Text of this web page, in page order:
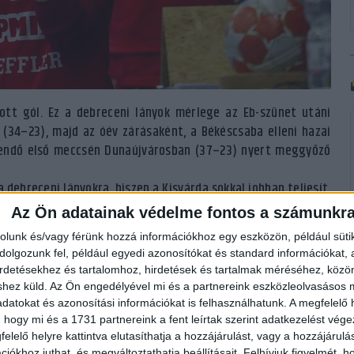
Az Ön adatainak védelme fontos a
és/vagy férünk hozzá információkhoz egy eszközön, például
fel, például egyedi azonosítókat és standard információkat,
és tartalomhoz, hirdetések és tartalmak méréséhez,
küld. Az Ön engedélyével mi és a partnereink eszközleolvasásos
és azonosítási információkat is felhasználhatunk. A megfelelő
hogy mi és a 1731 partnereink a fent leírtak szerint adatkezelést
helyre kattintva elutasíthatja a hozzájárulást, vagy a
gól. Ez a debreceni lányok mérlege az Eb-szünet utáni
majd az óév zárásaként, a Békéscsaba elleni hazai
első meccsén Dunaújvárosban (37–23) nyert meggyőző
lányokra, hiszen a Kisvárda sokkal jobban teljesít,
van az ötödik hely megszerzésére. A szabolcsiak vezére a
Kalaus, aki 54 találatával a csapat legeredményesebb
léptek pályára és sokáig vezettek a Vác otthonában, végül
ennek köszönhető, hogy jól szerepelnek- kezdte az
ellenszerét, de ami fontosabb, hogy a mi védekezésünk
lőni, csakúgy mint az elmúlt mérkőzéseken. Az elmúlt